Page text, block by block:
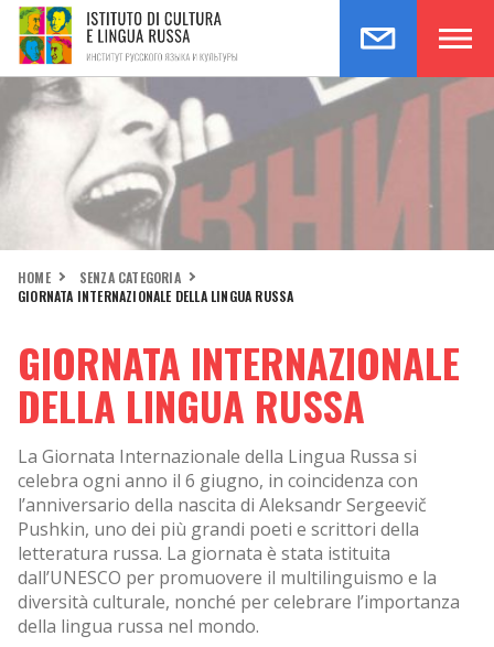
HOME
SENZA CATEGORIA
GIORNATA INTERNAZIONALE DELLA LINGUA RUSSA
GIORNATA INTERNAZIONALE
DELLA LINGUA RUSSA
La Giornata Internazionale della Lingua Russa si
celebra ogni anno il 6 giugno, in coincidenza con
l’anniversario della nascita di Aleksandr Sergeevič
Pushkin, uno dei più grandi poeti e scrittori della
letteratura russa. La giornata è stata istituita
dall’UNESCO per promuovere il multilinguismo e la
diversità culturale, nonché per celebrare l’importanza
della lingua russa nel mondo.